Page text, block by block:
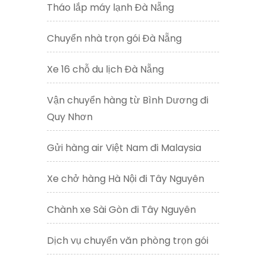
Tháo lắp máy lạnh Đà Nẵng
Chuyển nhà trọn gói Đà Nẵng
Xe 16 chỗ du lịch Đà Nẵng
Vận chuyển hàng từ Bình Dương đi
Quy Nhơn
Gửi hàng air Việt Nam đi Malaysia
Xe chở hàng Hà Nội đi Tây Nguyên
Chành xe Sài Gòn đi Tây Nguyên
Dịch vụ chuyển văn phòng trọn gói